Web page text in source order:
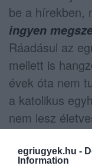
egriugyek.hu -
Information
be a hírekben,
ingyen
Ráadásul az
mellett is
évek óta nem
a katolikus
nem lesz
"sétányt" is
után.